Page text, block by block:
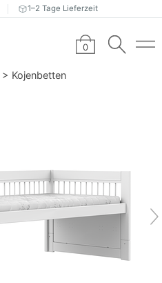
1–2 Tage Lieferzeit
0
> Kojenbetten